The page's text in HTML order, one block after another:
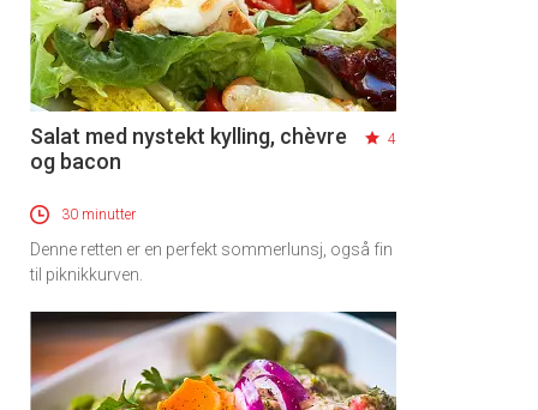
Salat med nystekt kylling, chèvre
og bacon
4
30 minutter
Denne retten er en perfekt sommerlunsj, også fin
til piknikkurven.